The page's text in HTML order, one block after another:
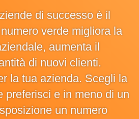
di successo è il
verde migliora la
aumenta il
di nuovi clienti.
la tua azienda. Scegli la
preferisci e in meno di un
un numero